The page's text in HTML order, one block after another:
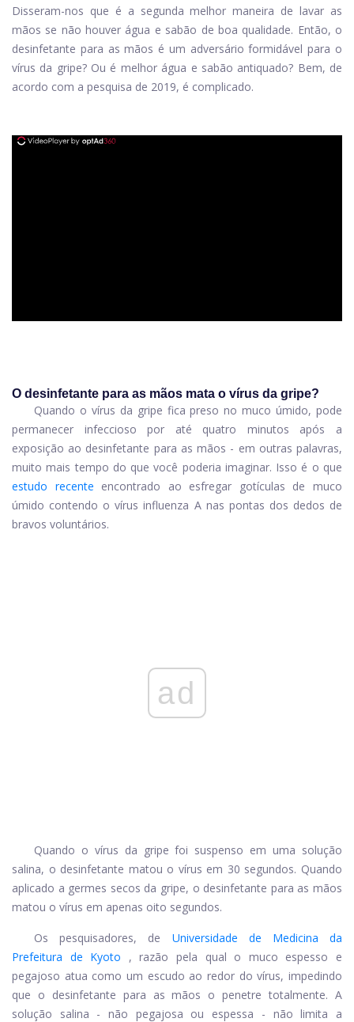
Disseram-nos que é a segunda melhor maneira de lavar as
mãos se não houver água e sabão de boa qualidade. Então, o
desinfetante para as mãos é um adversário formidável para o
vírus da gripe? Ou é melhor água e sabão antiquado? Bem, de
acordo com a pesquisa de 2019, é complicado.
O desinfetante para as mãos mata o vírus da gripe?
Quando o vírus da gripe fica preso no muco úmido, pode
permanecer infeccioso por até quatro minutos após a
exposição ao desinfetante para as mãos - em outras palavras,
muito mais tempo do que você poderia imaginar. Isso é o que
estudo recente encontrado ao esfregar gotículas de muco
úmido contendo o vírus influenza A nas pontas dos dedos de
bravos voluntários.
ad
Quando o vírus da gripe foi suspenso em uma solução
salina, o desinfetante matou o vírus em 30 segundos. Quando
aplicado a germes secos da gripe, o desinfetante para as mãos
matou o vírus em apenas oito segundos.
Os pesquisadores, de
Universidade de Medicina da
Prefeitura de Kyoto
, razão pela qual o muco espesso e
pegajoso atua como um escudo ao redor do vírus, impedindo
que o desinfetante para as mãos o penetre totalmente. A
solução salina - não pegajosa ou espessa - não limita a